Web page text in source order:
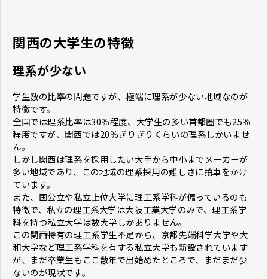
関西の大学生の特徴
理系が少ない
学生数の比率の問題ですが、極端に理系が少ない地域なのが
特徴です。
全国では理系比率は30％程度、大学生の多い首都圏でも25％
程度ですが、関西では20％ぎりぎりくらいの理系しかいませ
ん。
しかし関西は理系を採用したい大手から中小までメーカーが
多い地域であり、この地域の理系採用の難しさに拍車をかけ
ています。
また、国公立や私立上位大学に理工系学科が偏っているのも
特徴で、私立の理工系大学は大阪工業大学のみで、理工系学
科を持つ私立大学は数大学しかありません。
この関西特有の理工系学生不足から、京都先端科学大学や大
和大学など理工系学科を有する私立大学も新設されています
が、まだ卒業生もここ数年で出始めたところで、まだまだ少
ないのが現状です。